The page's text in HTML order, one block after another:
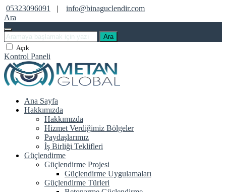
05323096091 |
info@binaguclendir.com
Ara
Ara
Açık
Kontrol Paneli
Ana Sayfa
Hakkımızda
Hakkımızda
Hizmet Verdiğimiz Bölgeler
Paydaşlarımız
İş Birliği Teklifleri
Güçlendirme
Güçlendirme Projesi
Güçlendirme Uygulamaları
Güçlendirme Türleri